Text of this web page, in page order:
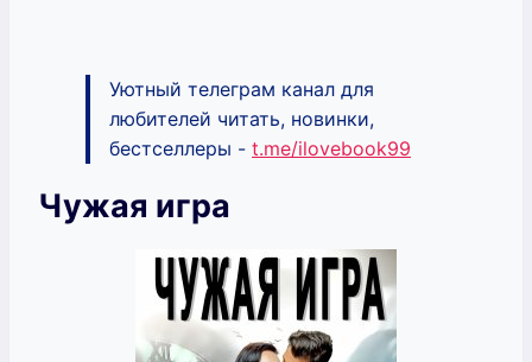
Уютный телеграм канал для
любителей читать, новинки,
бестселлеры - t.me/ilovebook99
Чужая игра